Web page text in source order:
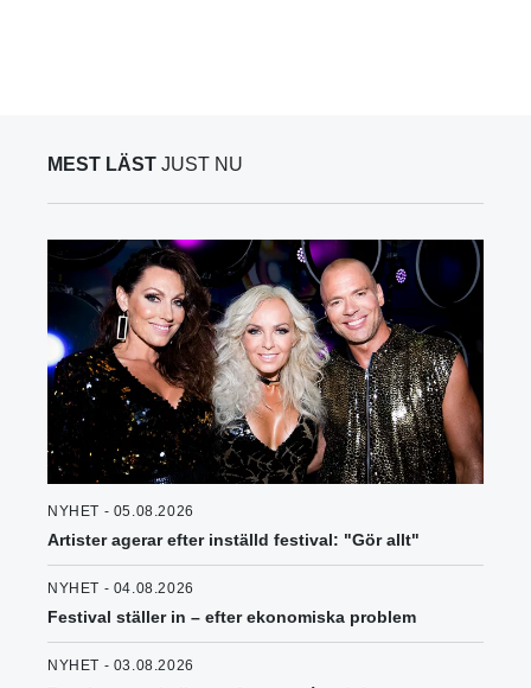
MEST LÄST JUST NU
NYHET - 05.08.2026
Artister agerar efter inställd festival: "Gör allt"
NYHET - 04.08.2026
Festival ställer in – efter ekonomiska problem
NYHET - 03.08.2026